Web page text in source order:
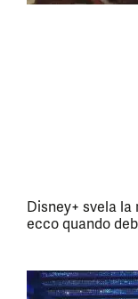
Disney+ svela la
ecco quando